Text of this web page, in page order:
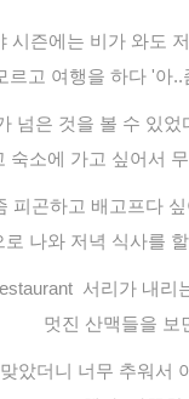
시즌에는 비가 와도
르고 여행을 하다 '아
넘은 것을 볼 수 있었
숙소에 가고 싶어서
피곤하고 배고프다
로 나와 저녁 식사를
서리가 내리
멋진 산맥들을 보
았더니 너무 추워서